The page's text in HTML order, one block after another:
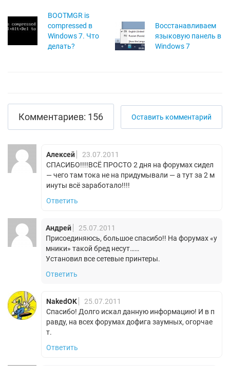
BOOTMGR is
compressed в
Windows 7. Что
делать?
Восстанавливаем
языковую панель в
Windows 7
Комментариев: 156 Оставить комментарий
Алексей
23.07.2011
СПАСИБО!!!!ВСЁ ПРОСТО 2 дня на форумах сидел
— чего там тока не на придумывали — а тут за 2 м
инуты всё заработало!!!!
Ответить
Андрей
25.07.2011
Присоединяюсь, большое спасибо!! На форумах «у
мники» такой бред несут……
Установил все сетевые принтеры.
Ответить
NakedOK
25.07.2011
Спасибо! Долго искал данную информацию! И в п
равду, на всех форумах дофига заумных, огорчае
т.
Ответить